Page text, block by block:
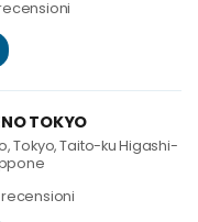
TOKYO
Tokyo, Taito-ku Higashi-
recensioni